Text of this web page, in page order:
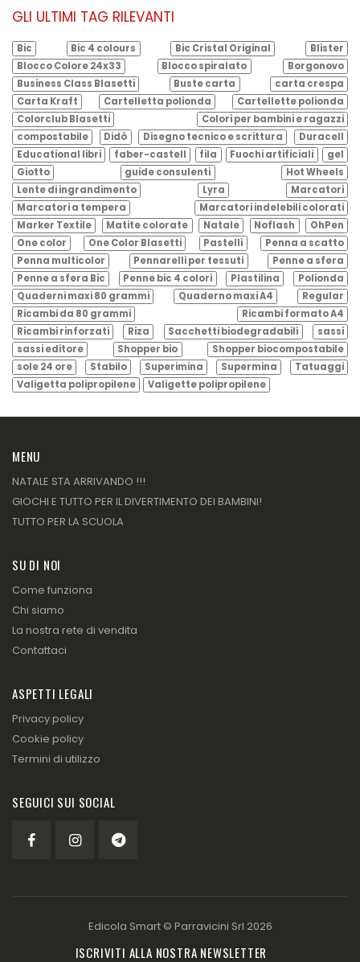
GLI ULTIMI TAG RILEVANTI
Bic Bic 4 colours Bic Cristal Original
Blister
Blocco Colore 24x33
Blocco spiralato
Borgonovo
Business Class Blasetti
Buste carta
carta crespa
Carta Kraft
Cartelletta polionda
Cartellette polionda
Colorclub Blasetti
Colori per bambini e ragazzi
compostabile
Didò Disegno tecnico e scrittura
Duracell
Educational libri
faber-castell fila Fuochi artificiali
gel
Giotto
guide consulenti
Hot Wheels
Lente di ingrandimento
Lyra
Marcatori
Marcatori a tempera
Marcatori indelebili colorati
Marker Textile
Matite colorate Natale Noflash
OhPen
One color
One Color Blasetti Pastelli
Penna a scatto
Penna multicolor
Pennarelli per tessuti
Penne a sfera
Penne a sfera Bic
Penne bic 4 colori Plastilina
Polionda
Quaderni maxi 80 grammi
Quaderno maxi A4
Regular
Ricambi da 80 grammi
Ricambi formato A4
Ricambi rinforzati
Riza Sacchetti biodegradabili
sassi
sassi editore
Shopper bio
Shopper biocompostabile
sole 24 ore
Stabilo Superimina Supermina
Tatuaggi
Valigetta polipropilene
Valigette polipropilene
MENU
NATALE STA ARRIVANDO !!!
GIOCHI E TUTTO PER IL DIVERTIMENTO DEI BAMBINI!
TUTTO PER LA SCUOLA
SU DI NOI
Come funziona
Chi siamo
La nostra rete di vendita
Contattaci
ASPETTI LEGALI
Privacy policy
Cookie policy
Termini di utilizzo
SEGUICI SUI SOCIAL
Edicola Smart © Parravicini Srl 2026
ISCRIVITI ALLA NOSTRA NEWSLETTER